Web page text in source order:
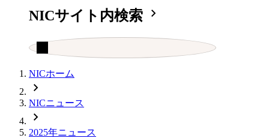
NICサイト内検索
検索キーワード入力
NICホーム
NICニュース
2025年ニュース